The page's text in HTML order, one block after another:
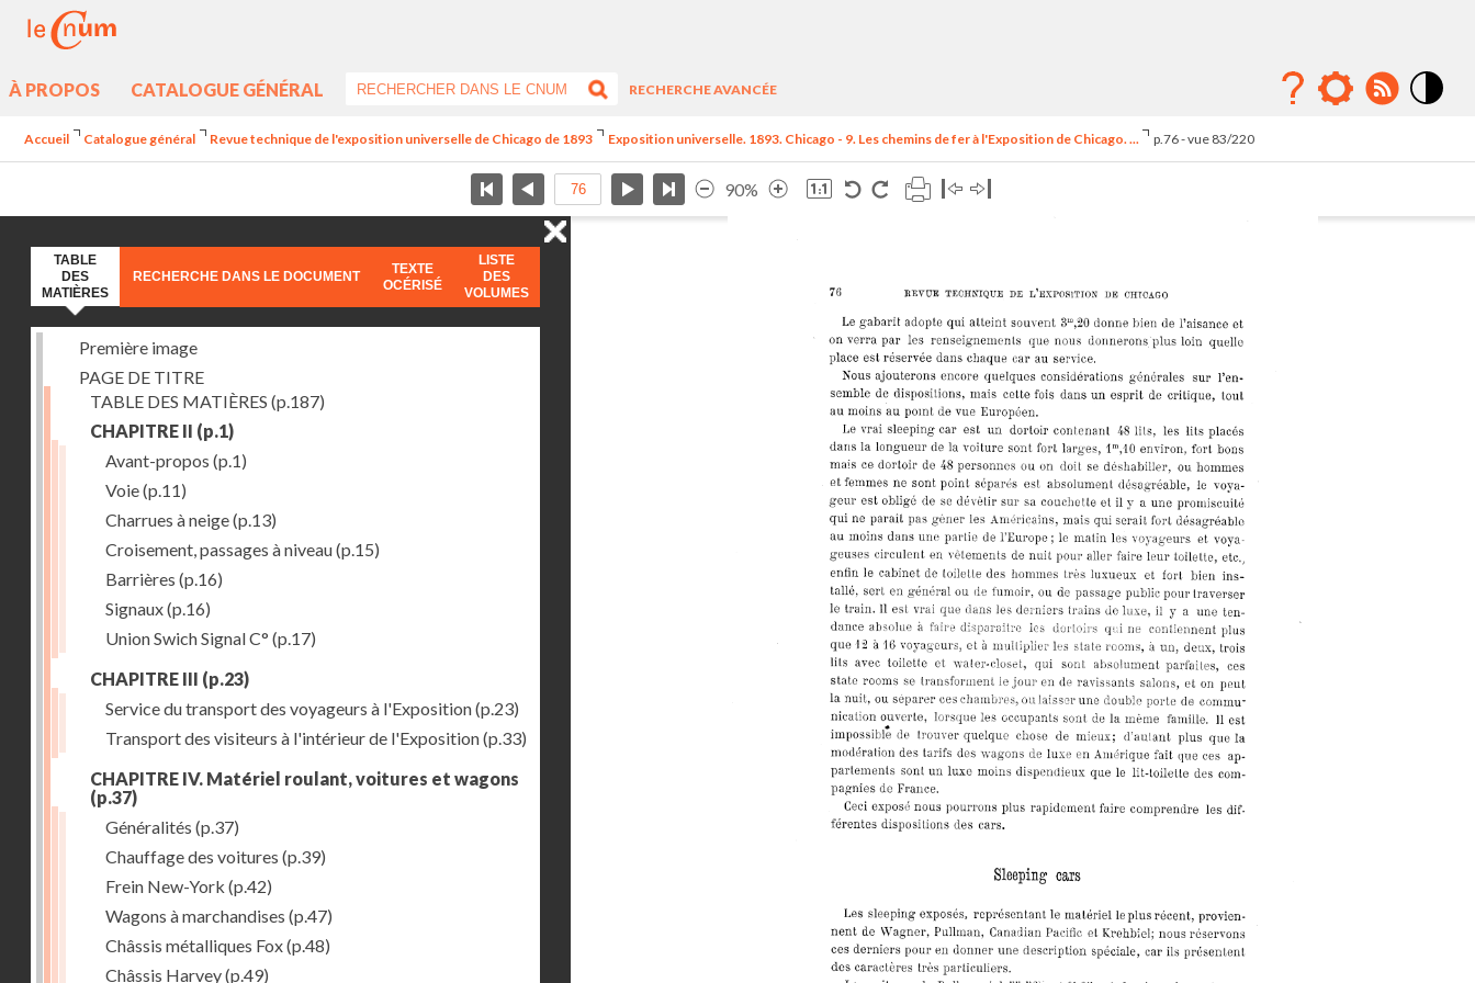
À PROPOS CATALOGUE GÉNÉRAL
RECHERCHE AVANCÉE
Accueil Catalogue général Revue technique de l'exposition universelle de Chicago de 1893 Exposition universelle. 1893. Chicago - 9. Les chemins de fer à l'Exposition de Chicago. ... p.76 - vue 83/220
90%
TABLE
DES
MATIÈRES
RECHERCHE DANS LE DOCUMENT
TEXTE
OCÉRISÉ
LISTE
DES
VOLUMES
Première image
PAGE DE TITRE
TABLE DES MATIÈRES (p.187)
CHAPITRE II (p.1)
Avant-propos (p.1)
Voie(p.11)
Charrues à neige(p.13)
Croisement, passages à niveau(p.15)
Barrières (p.16)
Signaux(p.16)
Union Swich Signal C° (p.17)
CHAPITRE III (p.23)
Service du transport des voyageurs à l'Exposition(p.23)
Transport des visiteurs à l'intérieur de l'Exposition(p.33)
CHAPITRE IV. Matériel roulant, voitures et wagons
(p.37)
Généralités (p.37)
Chauffage des voitures (p.39)
Frein New-York (p.42)
Wagons à marchandises (p.47)
Châssis métalliques Fox(p.48)
Châssis Harvey(p.49)